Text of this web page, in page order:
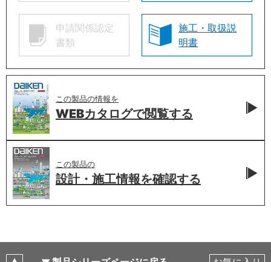
申請関係認定
書類
施工・取扱説
明書
この製品の情報を
WEBカタログで閲覧する
この製品の
設計・施工情報を確認する